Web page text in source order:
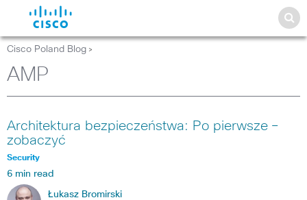
Cisco Poland Blog >
AMP
Architektura bezpieczeństwa: Po pierwsze –
zobaczyć
Security
6 min read
Łukasz Bromirski